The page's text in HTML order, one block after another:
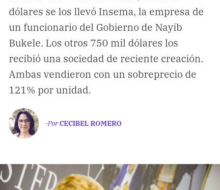
COBERTURAS
Comprueba
Climatopedia
Medio ambiente
Salud mental
Sobremesa
Entrevistas
Opinión
dólares se los llevó Insema, la empresa de
un funcionario del Gobierno de Nayib
Bukele. Los otros 750 mil dólares los
recibió una sociedad de reciente creación.
Ambas vendieron con un sobreprecio de
121% por unidad.
-PorCECIBEL ROMERO